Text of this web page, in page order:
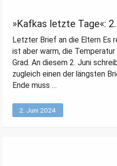
»Kafkas letzte Tage«:
Letzter Brief an die Eltern Es
ist aber warm, die
Grad. An diesem 2. Juni
zugleich einen der längsten
Ende muss …
2. Juni 2024